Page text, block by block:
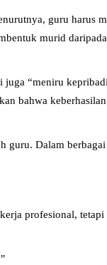
guru harus
murid
“meniru
bahwa
guru. Dalam
profesional,